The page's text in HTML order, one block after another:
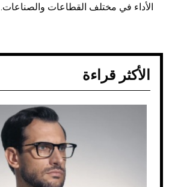
الأداء في مختلف القطاعات والصناعات.
الأكثر قراءة